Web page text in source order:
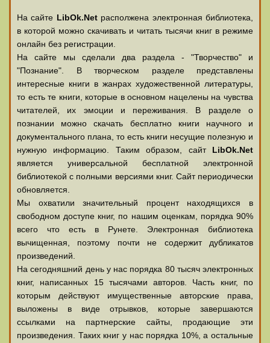
На сайте LibOk.Netрасполжена электронная библиотека,
в которой можно скачивать и читать тысячи книг в режиме
онлайн без регистрации.
На сайте мы сделали два раздела - "Творчество" и
"Познание". В творческом разделе представлены
интересные книги в жанрах художественной литературы,
то есть те книги, которые в основном нацелены на чувства
читателей, их эмоции и переживания. В разделе о
познании можно скачать бесплатно книги научного и
документального плана, то есть книги несущие полезную и
нужную информацию. Таким образом, сайт LibOk.Net
является универсальной бесплатной электронной
библиотекой с полными версиями книг. Сайт периодически
обновляется.
Мы охватили значительный процент находящихся в
свободном доступе книг, по нашим оценкам, порядка 90%
всего что есть в Рунете. Электронная библиотека
вычищенная, поэтому почти не содержит дубликатов
произведений.
На сегодняшний день у нас порядка 80 тысяч электронных
книг, написанных 15 тысячами авторов. Часть книг, по
которым действуют имущественные авторские права,
выложены в виде отрывков, которые завершаются
ссылками на партнерские сайты, продающие эти
произведения. Таких книг у нас порядка 10%, а остальные